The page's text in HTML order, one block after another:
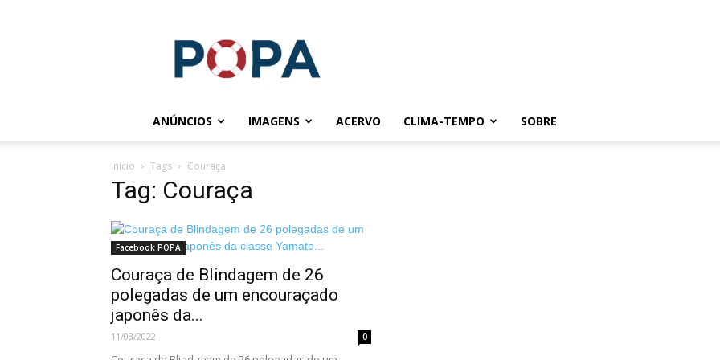
ANÚNCIOS IMAGENS ACERVO CLIMA-TEMPO SOBRE
Início Tags Couraça
Tag: Couraça
Facebook POPA
Couraça de Blindagem de 26
polegadas de um encouraçado
japonês da...
11/03/2022 0